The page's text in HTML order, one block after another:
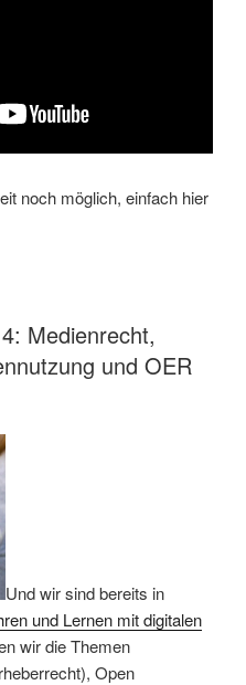
noch möglich, einfach hier
Medienrecht,
und OER
Und wir sind bereits in
und Lernen mit digitalen
wir die Themen
Open